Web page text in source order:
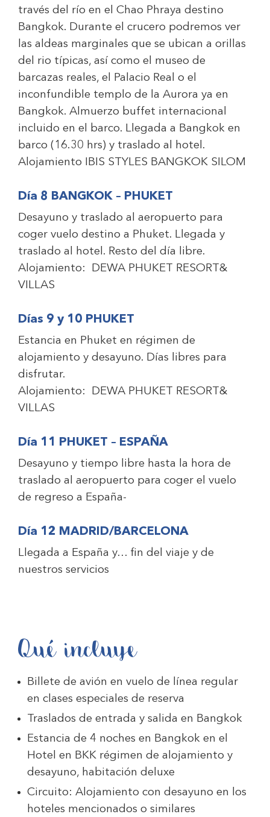
través del río en el Chao Phraya destino
Bangkok. Durante el crucero podremos ver
las aldeas marginales que se ubican a orillas
del rio típicas, así como el museo de
barcazas reales, el Palacio Real o el
inconfundible templo de la Aurora ya en
Bangkok. Almuerzo buffet internacional
incluido en el barco. Llegada a Bangkok en
barco (16.30 hrs) y traslado al hotel.
Alojamiento IBIS STYLES BANGKOK SILOM
Día 8 BANGKOK – PHUKET
Desayuno y traslado al aeropuerto para
coger vuelo destino a Phuket. Llegada y
traslado al hotel. Resto del día libre.
Alojamiento: DEWA PHUKET RESORT&
VILLAS
Días 9 y 10 PHUKET
Estancia en Phuket en régimen de
alojamiento y desayuno. Días libres para
disfrutar.
Alojamiento: DEWA PHUKET RESORT&
VILLAS
Día 11 PHUKET – ESPAÑA
Desayuno y tiempo libre hasta la hora de
traslado al aeropuerto para coger el vuelo
de regreso a España-
Día 12 MADRID/BARCELONA
Llegada a España y… fin del viaje y de
nuestros servicios
Qué incluye
Billete de avión en vuelo de línea regular
en clases especiales de reserva
Traslados de entrada y salida en Bangkok
Estancia de 4 noches en Bangkok en el
Hotel en BKK régimen de alojamiento y
desayuno, habitación deluxe
Circuito: Alojamiento con desayuno en los
hoteles mencionados o similares